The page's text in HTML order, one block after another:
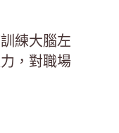
練大腦左
，對職場